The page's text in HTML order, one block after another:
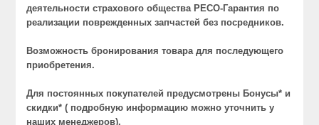
деятельности страхового общества РЕСО-Гарантия по
реализации поврежденных запчастей без посредников.
Возможность бронирования товара для последующего
приобретения.
Для постоянных покупателей предусмотрены Бонусы* и
скидки* ( подробную информацию можно уточнить у
наших менеджеров).